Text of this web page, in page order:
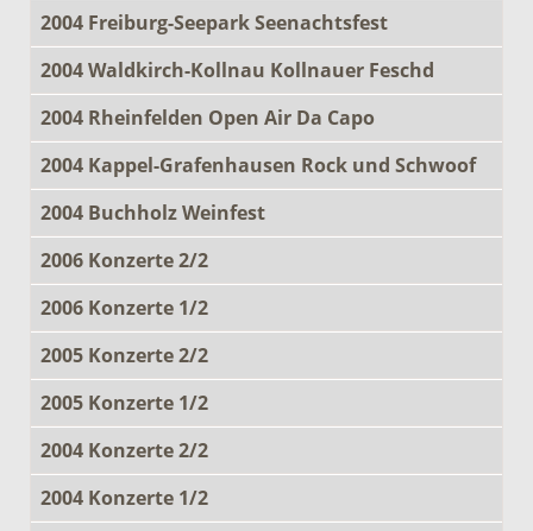
2004 Freiburg-Seepark Seenachtsfest
2004 Waldkirch-Kollnau Kollnauer Feschd
2004 Rheinfelden Open Air Da Capo
2004 Kappel-Grafenhausen Rock und Schwoof
2004 Buchholz Weinfest
2006 Konzerte 2/2
2006 Konzerte 1/2
2005 Konzerte 2/2
2005 Konzerte 1/2
2004 Konzerte 2/2
2004 Konzerte 1/2